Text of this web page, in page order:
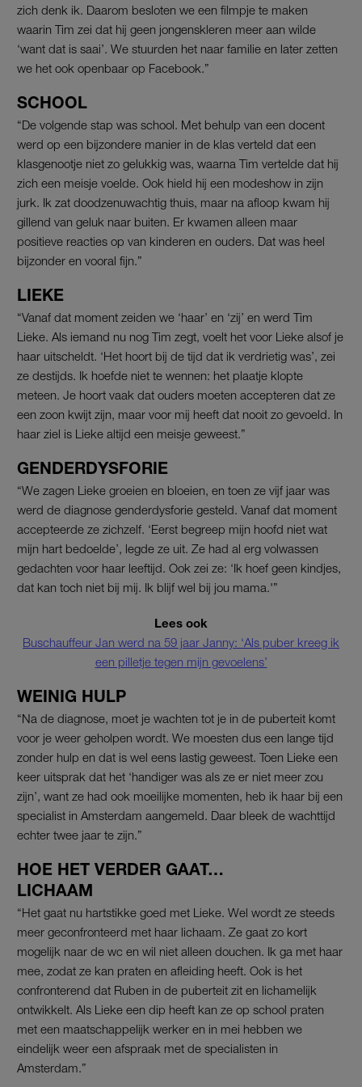
zich denk ik. Daarom besloten we een filmpje te maken
waarin Tim zei dat hij geen jongenskleren meer aan wilde
‘want dat is saai’. We stuurden het naar familie en later zetten
we het ook openbaar op Facebook.”
SCHOOL
“De volgende stap was school. Met behulp van een docent
werd op een bijzondere manier in de klas verteld dat een
klasgenootje niet zo gelukkig was, waarna Tim vertelde dat hij
zich een meisje voelde. Ook hield hij een modeshow in zijn
jurk. Ik zat doodzenuwachtig thuis, maar na afloop kwam hij
gillend van geluk naar buiten. Er kwamen alleen maar
positieve reacties op van kinderen en ouders. Dat was heel
bijzonder en vooral fijn.”
LIEKE
“Vanaf dat moment zeiden we ‘haar’ en ‘zij’ en werd Tim
Lieke. Als iemand nu nog Tim zegt, voelt het voor Lieke alsof je
haar uitscheldt. ‘Het hoort bij de tijd dat ik verdrietig was’, zei
ze destijds. Ik hoefde niet te wennen: het plaatje klopte
meteen. Je hoort vaak dat ouders moeten accepteren dat ze
een zoon kwijt zijn, maar voor mij heeft dat nooit zo gevoeld. In
haar ziel is Lieke altijd een meisje geweest.”
GENDERDYSFORIE
“We zagen Lieke groeien en bloeien, en toen ze vijf jaar was
werd de diagnose genderdysforie gesteld. Vanaf dat moment
accepteerde ze zichzelf. ‘Eerst begreep mijn hoofd niet wat
mijn hart bedoelde’, legde ze uit. Ze had al erg volwassen
gedachten voor haar leeftijd. Ook zei ze: ‘Ik hoef geen kindjes,
dat kan toch niet bij mij. Ik blijf wel bij jou mama.'”
Lees ook
Buschauffeur Jan werd na 59 jaar Janny: ‘Als puber kreeg ik
een pilletje tegen mijn gevoelens’
WEINIG HULP
“Na de diagnose, moet je wachten tot je in de puberteit komt
voor je weer geholpen wordt. We moesten dus een lange tijd
zonder hulp en dat is wel eens lastig geweest. Toen Lieke een
keer uitsprak dat het ‘handiger was als ze er niet meer zou
zijn’, want ze had ook moeilijke momenten, heb ik haar bij een
specialist in Amsterdam aangemeld. Daar bleek de wachttijd
echter twee jaar te zijn.”
HOE HET VERDER GAAT…
LICHAAM
“Het gaat nu hartstikke goed met Lieke. Wel wordt ze steeds
meer geconfronteerd met haar lichaam. Ze gaat zo kort
mogelijk naar de wc en wil niet alleen douchen. Ik ga met haar
mee, zodat ze kan praten en afleiding heeft. Ook is het
confronterend dat Ruben in de puberteit zit en lichamelijk
ontwikkelt. Als Lieke een dip heeft kan ze op school praten
met een maatschappelijk werker en in mei hebben we
eindelijk weer een afspraak met de specialisten in
Amsterdam.”